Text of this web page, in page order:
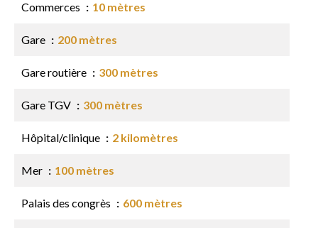
Commerces 10 mètres
Gare 200 mètres
Gare routière 300 mètres
Gare TGV 300 mètres
Hôpital/clinique 2 kilomètres
Mer 100 mètres
Palais des congrès 600 mètres